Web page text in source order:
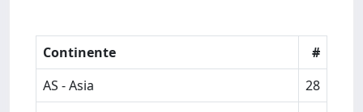
Continente
#
AS - Asia
28